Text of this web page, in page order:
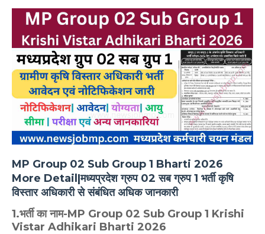
MP Group 02 Sub Group 1 Bharti 2026
More Detail|मध्यप्रदेश ग्रुप 02 सब ग्रुप 1 भर्ती कृषि
विस्तार अधिकारी से संबंधित अधिक जानकारी
1.भर्ती का नाम-MP Group 02 Sub Group 1 Krishi
Vistar Adhikari Bharti 2026